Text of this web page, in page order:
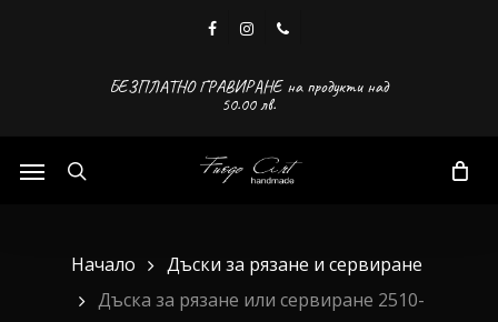
facebookinstagramphone
БЕЗПЛАТНО ГРАВИРАНЕ на продукти над
50.00 лв.
search
Menu
Начало
Дъски за рязане и сервиране
Дъска за рязане или сервиране 2510-